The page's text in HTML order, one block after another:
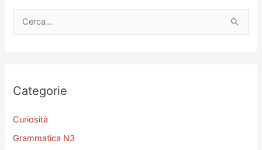
e
a
Categorie
Curiosità
Grammatica N3